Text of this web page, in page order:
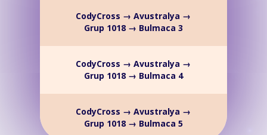
CodyCross → Avustralya →
Grup 1018 → Bulmaca 3
CodyCross → Avustralya →
Grup 1018 → Bulmaca 4
CodyCross → Avustralya →
Grup 1018 → Bulmaca 5